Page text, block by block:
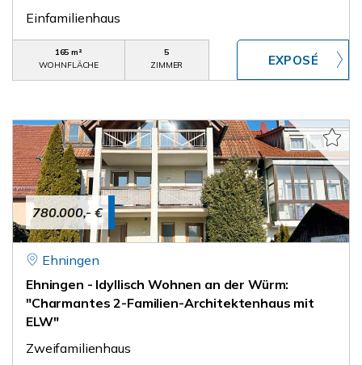
Einfamilienhaus
165 m²
WOHNFLÄCHE
5
ZIMMER
780.000,- €
Ehningen
Ehningen - Idyllisch Wohnen an der Würm:
"Charmantes 2-Familien-Architektenhaus mit
ELW"
Zweifamilienhaus